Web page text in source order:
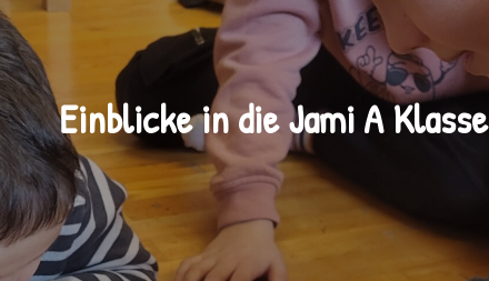
Einblicke in die Jami A Klasse